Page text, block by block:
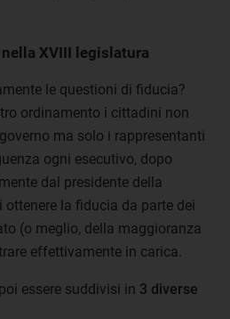
XVIII legislatura
le questioni di fiducia?
ordinamento i cittadini non
ma solo i rappresentanti
ogni esecutivo, dopo
dal presidente della
la fiducia da parte dei
(o meglio, della maggioranza
effettivamente in carica.
essere suddivisi in 3 diverse